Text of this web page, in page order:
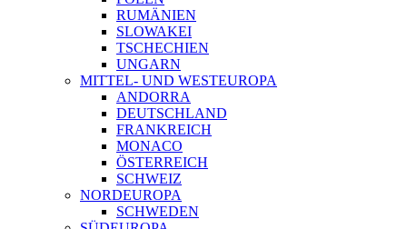
RUMÄNIEN
SLOWAKEI
TSCHECHIEN
UNGARN
MITTEL- UND WESTEUROPA
ANDORRA
DEUTSCHLAND
FRANKREICH
MONACO
ÖSTERREICH
SCHWEIZ
NORDEUROPA
SCHWEDEN